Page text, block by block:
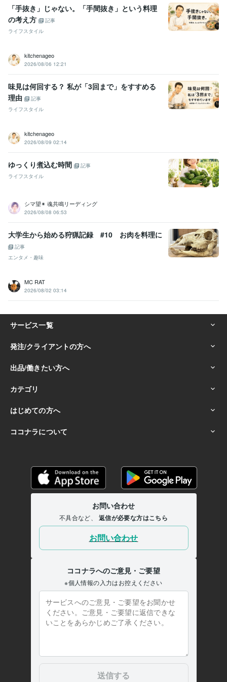
「手抜き」じゃない。「手間抜き」という料理
の考え方
記事
ライフスタイル
kitchenageo
2026/08/06 12:21
味見は何回する？ 私が「3回まで」をすすめる
理由
記事
ライフスタイル
kitchenageo
2026/08/09 02:14
ゆっくり煮込む時間
記事
ライフスタイル
シマ望✴ 魂共鳴リーディング
2026/08/08 06:53
大学生から始める狩猟記録 #10 お肉を料理に
記事
エンタメ・趣味
MC RAT
2026/08/02 03:14